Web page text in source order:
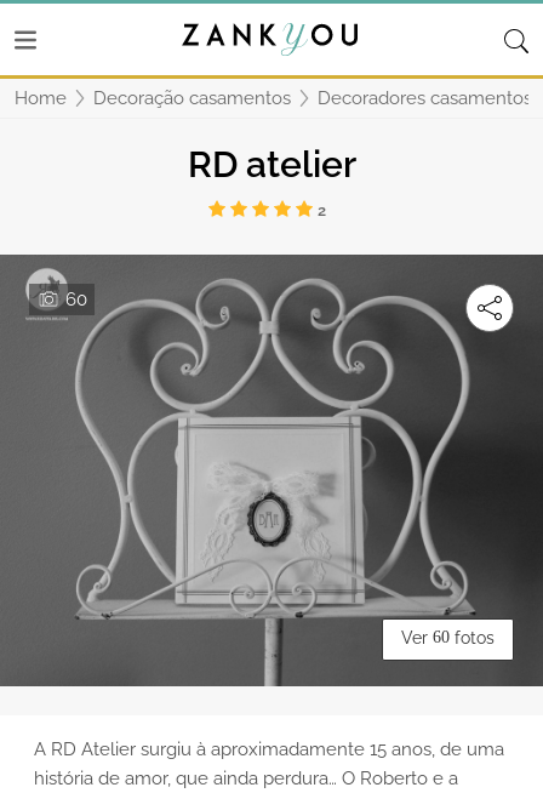
Home Decoração casamentos Decoradores casamentos
RD atelier
2
60
Ver 60 fotos
A RD Atelier surgiu à aproximadamente 15 anos, de uma
história de amor, que ainda perdura… O Roberto e a